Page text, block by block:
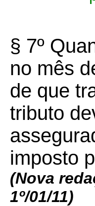
§ 7º
no mês
de que
tributo
imposto
(Nova
1º/01/11)